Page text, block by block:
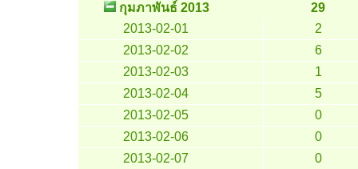
กุมภาพันธ์ 2013
29
2013-02-01
2
2013-02-02
6
2013-02-03
1
2013-02-04
5
2013-02-05
0
2013-02-06
0
2013-02-07
0